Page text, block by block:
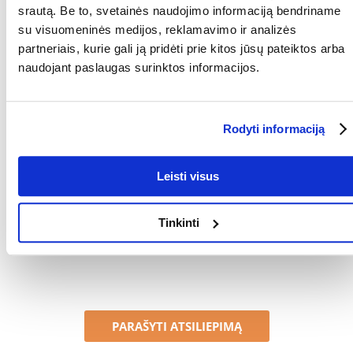
srautą. Be to, svetainės naudojimo informaciją bendriname
su visuomeninės medijos, reklamavimo ir analizės
partneriais, kurie gali ją pridėti prie kitos jūsų pateiktos arba
naudojant paslaugas surinktos informacijos.
Rodyti informaciją
Leisti visus
Tinkinti
Parametrai
GAMINTOJAS: GARDENA
Kokios yra prekių vertinimo taisyklės?
įsigijo. Žvaigždučių įvertinimas yra visų įvertinimų vidurkis.
Patikrinę atsiliepimus, paskelbsime ir teigiamus, ir neigiamus
Nerasta atsiliepimų
PARAŠYTI ATSILIEPIMĄ